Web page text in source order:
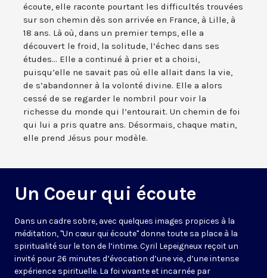
écoute, elle raconte pourtant les difficultés trouvées
sur son chemin dès son arrivée en France, à Lille, à
18 ans. Là où, dans un premier temps, elle a
découvert le froid, la solitude, l’échec dans ses
études... Elle a continué à prier et a choisi,
puisqu’elle ne savait pas où elle allait dans la vie,
de s’abandonner à la volonté divine. Elle a alors
cessé de se regarder le nombril pour voir la
richesse du monde qui l’entourait. Un chemin de foi
qui lui a pris quatre ans. Désormais, chaque matin,
elle prend Jésus pour modèle.
Un Coeur qui écoute
Dans un cadre sobre, avec quelques images propices à la
méditation, "Un cœur qui écoute" donne toute sa place à la
spiritualité sur le ton de l’intime. Cyril Lepeigneux reçoit un
invité pour 26 minutes d’évocation d’une vie, d’une intense
expérience spirituelle. La foi vivante et incarnée par